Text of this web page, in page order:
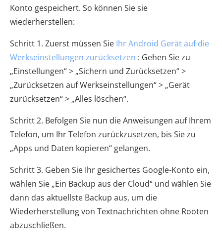
Konto gespeichert. So können Sie sie
wiederherstellen:
Schritt 1. Zuerst müssen Sie Ihr Android Gerät auf die
Werkseinstellungen zurücksetzen : Gehen Sie zu
„Einstellungen“ > „Sichern und Zurücksetzen“ >
„Zurücksetzen auf Werkseinstellungen“ > „Gerät
zurücksetzen“ > „Alles löschen“.
Schritt 2. Befolgen Sie nun die Anweisungen auf Ihrem
Telefon, um Ihr Telefon zurückzusetzen, bis Sie zu
„Apps und Daten kopieren“ gelangen.
Schritt 3. Geben Sie Ihr gesichertes Google-Konto ein,
wählen Sie „Ein Backup aus der Cloud“ und wählen Sie
dann das aktuellste Backup aus, um die
Wiederherstellung von Textnachrichten ohne Rooten
abzuschließen.